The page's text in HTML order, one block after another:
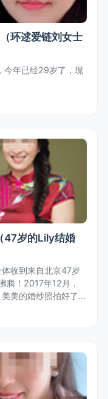
环逑爱链刘女士
今年已经29岁了，现
47岁的Lily结婚
收到来自北京47岁
腾！2017年12月，
美的婚纱照拍好了，
Lily二人在亲戚朋友